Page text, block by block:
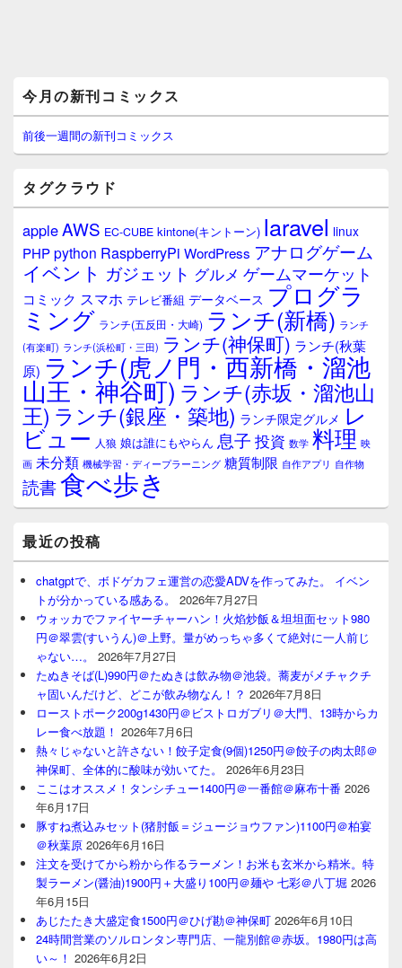
イ
ン
サ
イ
ウ
ィ
ジ
ェ
ア
今月の新刊コミックス
前後一週間の新刊コミックス
タグクラウド
appleAWS EC-CUBE kintone(キントーン) laravel linux
PHPpython RaspberryPi WordPress アナログゲーム
イベント ガジェット グルメ ゲームマーケット
コミック スマホ テレビ番組 データベース プログラ
ミング ランチ(五反田・大崎) ランチ(新橋) ランチ
(有楽町) ランチ(浜松町・三田) ランチ(神保町) ランチ(秋葉
原) ランチ(虎ノ門・西新橋・溜池
山王・神谷町) ランチ(赤坂・溜池山
王) ランチ(銀座・築地) ランチ限定グルメ レ
ビュー 人狼 娘は誰にもやらん 息子 投資 数学 料理 映
画 未分類 機械学習・ディープラーニング 糖質制限 自作アプリ 自作物
読書食べ歩き
最近の投稿
chatgptで、ボドゲカフェ運営の恋愛ADVを作ってみた。 イベン
トが分かっている感ある。
2026年7月27日
ウォッカでファイヤーチャーハン！火焰炒飯＆坦坦面セット980
円＠翠雲(すいうん)＠上野。量がめっちゃ多くて絶対に一人前じ
ゃない…。
2026年7月27日
たぬきそば(L)990円＠たぬきは飲み物＠池袋。蕎麦がメチャクチ
ャ固いんだけど、どこが飲み物なん！？ 2026年7月8日
ローストポーク200g1430円＠ビストロガブリ＠大門、13時からカ
レー食べ放題！ 2026年7月6日
熱々じゃないと許さない！餃子定食(9個)1250円＠餃子の肉太郎＠
神保町、全体的に酸味が効いてた。
2026年6月23日
ここはオススメ！タンシチュー1400円＠一番館＠麻布十番 2026
年6月17日
豚すね煮込みセット(猪肘飯＝ジュージョウファン)1100円＠柏宴
＠秋葉原 2026年6月16日
注文を受けてから粉から作るラーメン！お米も玄米から精米。特
製ラーメン(醤油)1900円＋大盛り100円＠麺や 七彩＠八丁堀 2026
年6月15日
あじたたき大盛定食1500円＠ひげ勘＠神保町 2026年6月10日
24時間営業のソルロンタン専門店、一龍別館＠赤坂。1980円は高
い～！ 2026年6月2日